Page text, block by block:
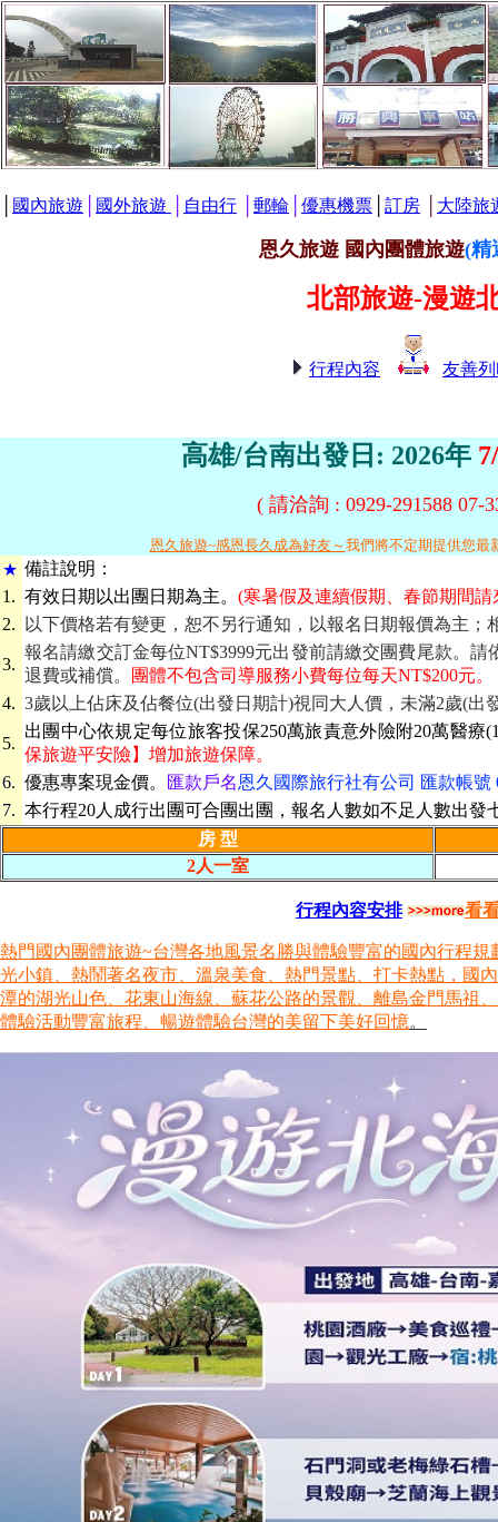
國內旅遊 國外旅遊 自由行 郵輪 優惠機票 訂房 大陸旅
恩久旅遊 國內團體旅遊(精
北部旅遊-漫遊
行程內容 友善
高雄/台南出發日: 2026年
( 請洽詢 : 0929-291588 07-
恩久旅遊~感恩長久成為好友～我們將不定期提供您最
★ 備註說明：
1. 有效日期 以出團日期為主。 (寒暑假及連續假期、春節期間
2.
以下價格若有變更，恕不另行通知，以報名日期報價為主；
3.
報名請繳交訂金每位NT$3999元出發前請繳交團費尾款。
退費或補償。
團體不包含司導服務小費每位每天NT$200元。
4. 3歲以上佔床及佔餐位(出發日期計)視同大人價，未滿2歲(
5.
出團中心依規定每位旅客投保250萬旅責意外險附20萬醫療
保旅遊平安險】增加旅遊保障。
6. 優惠專案現金價。 匯款戶名恩久國際旅行社有公司 匯款帳號
7. 本行程20人成行出團可合團出團，報名人數如不足人數出發
房 型
2人一室
行程內容安排 看
熱門國內團體旅遊~台灣各地風景名勝與體驗豐富的國內行程
光小鎮、熱鬧著名夜市、溫泉美食、熱門景點、打卡熱點，國
潭的湖光山色、花東山海線、蘇花公路的景觀、離島金門馬祖
體驗活動豐富旅程、暢遊體驗台灣的美留下美好回憶。